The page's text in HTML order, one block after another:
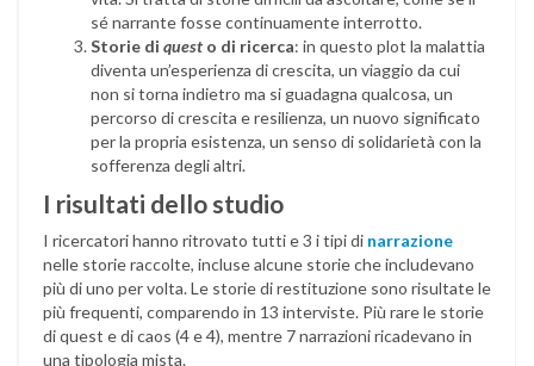
sé narrante fosse continuamente interrotto.
Storie di quest o di ricerca: in questo plot la malattia
diventa un’esperienza di crescita, un viaggio da cui
non si torna indietro ma si guadagna qualcosa, un
percorso di crescita e resilienza, un nuovo significato
per la propria esistenza, un senso di solidarietà con la
sofferenza degli altri.
I risultati dello studio
I ricercatori hanno ritrovato tutti e 3 i tipi di narrazione
nelle storie raccolte, incluse alcune storie che includevano
più di uno per volta. Le storie di restituzione sono risultate le
più frequenti, comparendo in 13 interviste. Più rare le storie
di quest e di caos (4 e 4), mentre 7 narrazioni ricadevano in
una tipologia mista.